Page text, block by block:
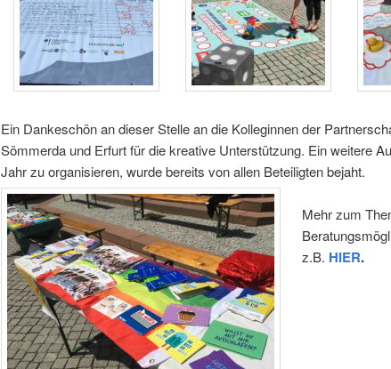
Ein Dankeschön an dieser Stelle an die Kolleginnen der
Sömmerda und Erfurt für die kreative Unterstützung. Ein weitere
Jahr zu organisieren, wurde bereits von allen Beteiligten bejaht.
Mehr zum
z.B. HIER.